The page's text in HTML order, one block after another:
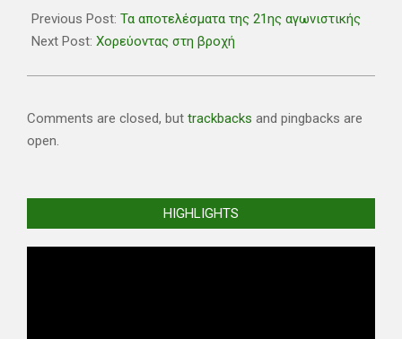
03-
01
Previous Post: Τα αποτελέσματα της 21ης αγωνιστικής
Next Post: Χορεύοντας στη βροχή
Comments are closed, but trackbacks and pingbacks are
open.
HIGHLIGHTS